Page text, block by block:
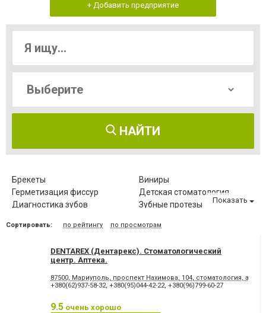
+ Добавить предприятие
НАЙТИ
Брекеты
Виниры
Герметизация фиссур
Детская стоматология
Диагностика зубов
Зубные протезы
Клиновидный дефект зубов
Компьютерная томография
Коронка безметалловая
Коронка
цельнокерамическая
Лазерное отбеливание
стоматологии
Показать
Сортировать: по рейтингу по просмотрам
DENTAREX (Дентарекс). Cтоматологический
центр. Аптeкa.
87500, Мариуполь, проспект Нахимова, 104, стоматология,
+380(62)937-58-32, +380(95)044-42-22, +380(96)799-60-27
9.5 очень хорошо